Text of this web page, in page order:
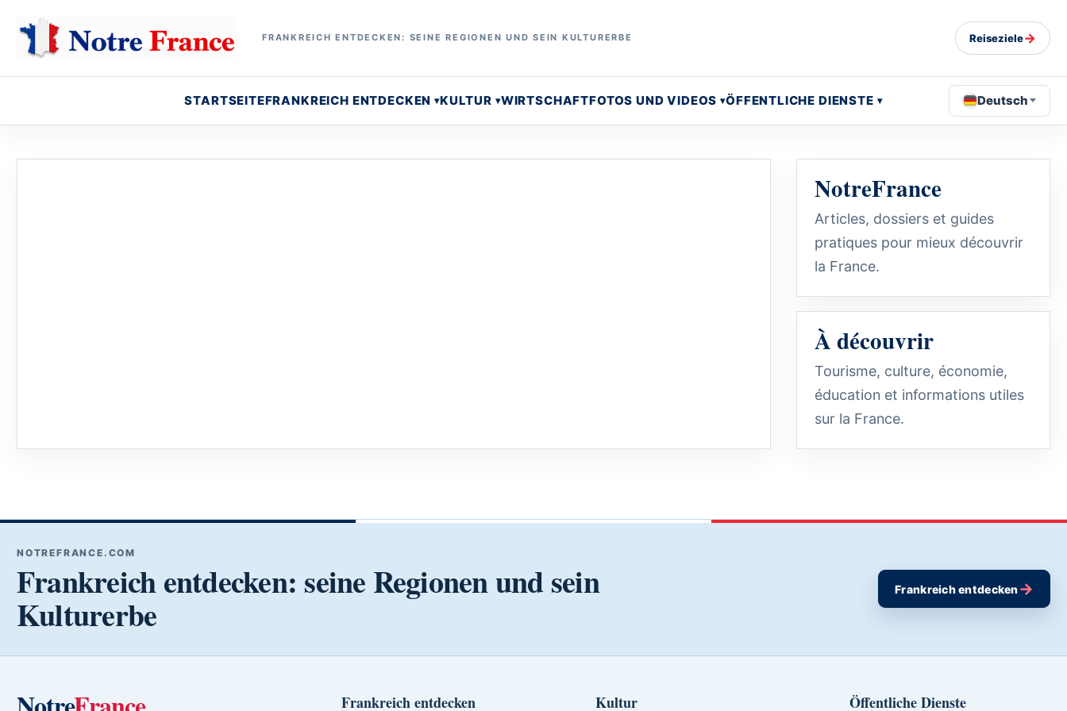
FRANKREICH ENTDECKEN: SEINE REGIONEN UND SEIN KULTURERBE Reiseziele→
STARTSEITEFRANKREICH ENTDECKEN KULTUR WIRTSCHAFTFOTOS UND VIDEOS ÖFFENTLICHE DIENSTE Deutsch
NotreFrance
Articles, dossiers et guides
pratiques pour mieux découvrir
la France.
À découvrir
Tourisme, culture, économie,
éducation et informations utiles
sur la France.
NOTREFRANCE.COM
Frankreich entdecken: seine Regionen und sein
Kulturerbe
Frankreich entdecken→
Frankreich entdecken Kultur Öffentliche Dienste